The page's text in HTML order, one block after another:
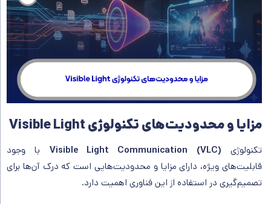
مزایا و محدودیت‌های تکنولوژی Visible Light
تکنولوژی Visible Light Communication (VLC) با وجود
قابلیت‌های ویژه، دارای مزایا و محدودیت‌هایی است که درک آن‌ها برای
تصمیم‌گیری در استفاده از این فناوری اهمیت دارد.